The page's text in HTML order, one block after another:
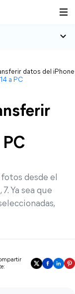
datos del iPhone
a PC
desde el
Ya sea que